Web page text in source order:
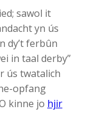
sawol it
yn ús
dy’t ferbûn
in taal derby”
ús twatalich
opfang
kinne jo hjir